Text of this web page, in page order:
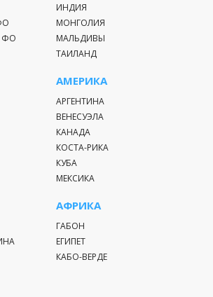
ФО
ИНДИЯ
МОНГОЛИЯ
МАЛЬДИВЫ
ТАИЛАНД
АМЕРИКА
АРГЕНТИНА
ВЕНЕСУЭЛА
КАНАДА
КОСТА-РИКА
КУБА
МЕКСИКА
АФРИКА
ГАБОН
ЕГИПЕТ
КАБО-ВЕРДЕ